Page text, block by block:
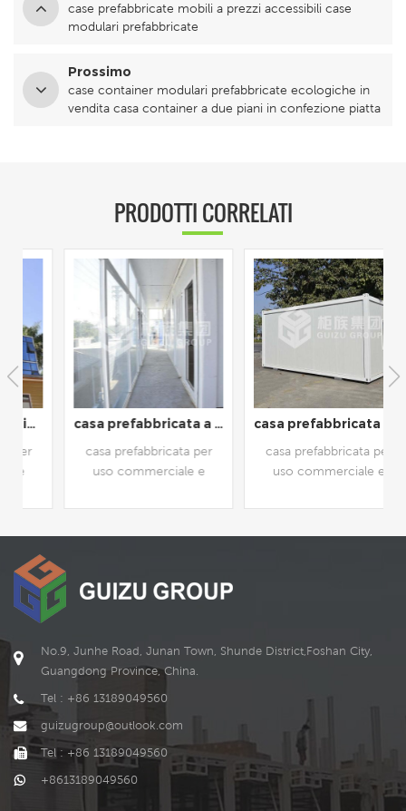
case prefabbricate mobili a prezzi accessibili case
modulari prefabbricate
Prossimo
case container modulari prefabbricate ecologiche in
vendita casa container a due piani in confezione piatta
PRODOTTI CORRELATI
casa prefabbricata a basso costo da 20 piedi in confezione piatta per il lavoro e la vita
casa prefabbricata per
uso commerciale e
lo stile di ts, possono
casa prefabbricata in confezione piatta di qualità per assemblaggio rapido per dormitorio
casa prefabbricata per
uso commerciale e
personalizzabile
No.9, Junhe Road, Junan Town, Shunde District,Foshan City,
Guangdong Province, China.
Tel : +86 13189049560
guizugroup@outlook.com
Tel : +86 13189049560
+8613189049560